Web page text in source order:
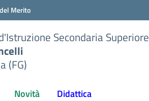
Merito
Secondaria Superiore
(FG)
Novità Didattica